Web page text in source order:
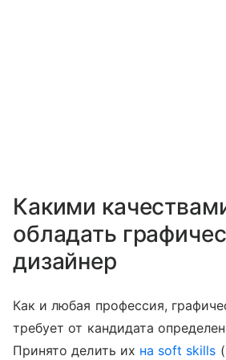
Какими
обладать
дизайнер
Как и любая профессия,
требует от кандидата
Принято делить их на soft skills